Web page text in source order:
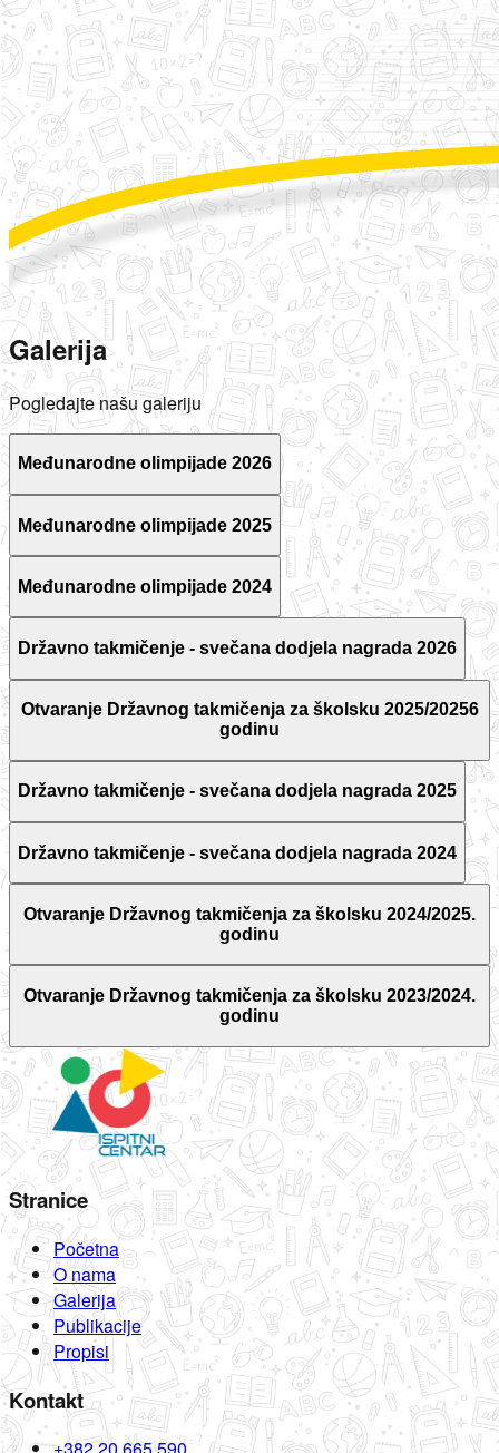
Galerija
Pogledajte našu galeriju
Međunarodne olimpijade 2026
Međunarodne olimpijade 2025
Međunarodne olimpijade 2024
Državno takmičenje - svečana dodjela nagrada 2026
Otvaranje Državnog takmičenja za školsku 2025/20256
godinu
Državno takmičenje - svečana dodjela nagrada 2025
Državno takmičenje - svečana dodjela nagrada 2024
Otvaranje Državnog takmičenja za školsku 2024/2025.
godinu
Otvaranje Državnog takmičenja za školsku 2023/2024.
godinu
Stranice
Početna
O nama
Galerija
Publikacije
Propisi
Kontakt